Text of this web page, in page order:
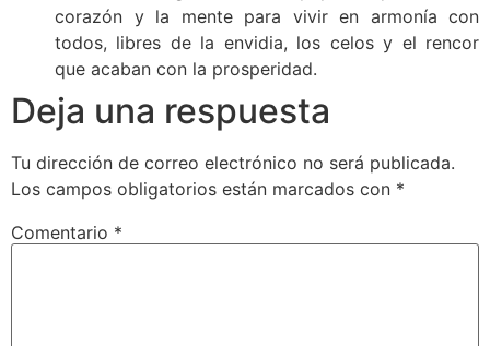
corazón y la mente para vivir en armonía con
todos, libres de la envidia, los celos y el rencor
que acaban con la prosperidad.
Deja una respuesta
Tu dirección de correo electrónico no será publicada.
Los campos obligatorios están marcados con *
Comentario *